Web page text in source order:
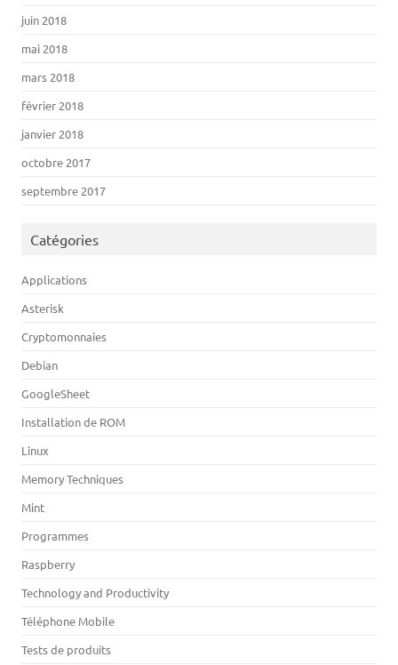
juin 2018
mai 2018
mars 2018
février 2018
janvier 2018
octobre 2017
septembre 2017
Catégories
Applications
Asterisk
Cryptomonnaies
Debian
GoogleSheet
Installation de ROM
Linux
Memory Techniques
Mint
Programmes
Raspberry
Technology and Productivity
Téléphone Mobile
Tests de produits